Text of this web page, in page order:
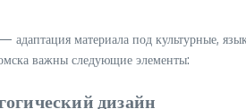
адаптация материала под культурные,
важны следующие элементы:
дизайн